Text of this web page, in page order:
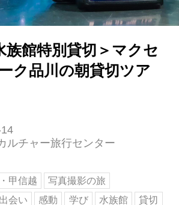
族館特別貸切＞マクセ
ク品川の朝貸切ツア
ルチャー旅行センター
甲信越
写真撮影の旅
出会い 感動 学び 水族館
貸切